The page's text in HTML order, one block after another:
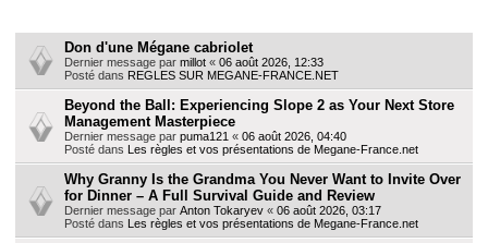
Don d'une Mégane cabriolet
Dernier message par millot « 06 août 2026, 12:33
Posté dans REGLES SUR MEGANE-FRANCE.NET
Beyond the Ball: Experiencing Slope 2 as Your Next Store
Management Masterpiece
Dernier message par puma121 « 06 août 2026, 04:40
Posté dans Les règles et vos présentations de Megane-France.net
Why Granny Is the Grandma You Never Want to Invite Over
for Dinner – A Full Survival Guide and Review
Dernier message par Anton Tokaryev « 06 août 2026, 03:17
Posté dans Les règles et vos présentations de Megane-France.net